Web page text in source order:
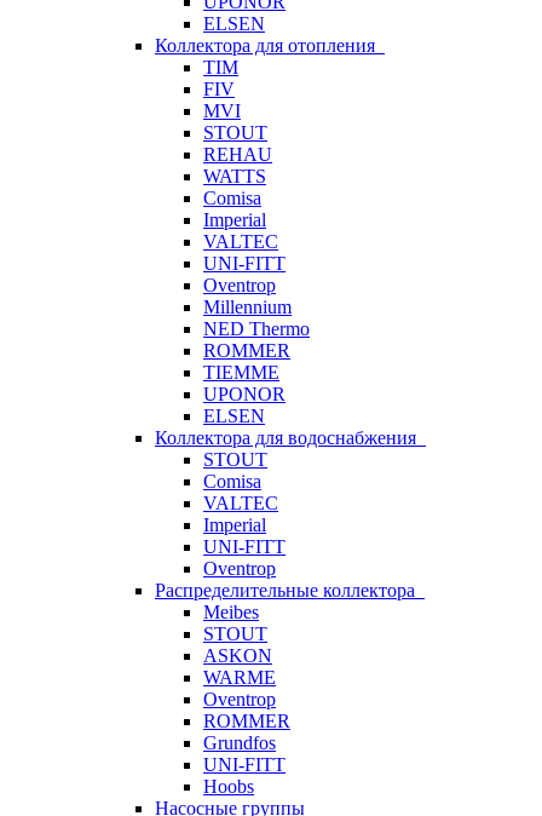
ELSEN
Коллектора для отопления
TIM
FIV
MVI
STOUT
REHAU
WATTS
Comisa
Imperial
VALTEC
UNI-FITT
Oventrop
Millennium
NED Thermo
ROMMER
TIEMME
UPONOR
ELSEN
Коллектора для водоснабжения
STOUT
Comisa
VALTEC
Imperial
UNI-FITT
Oventrop
Распределительные коллектора
Meibes
STOUT
ASKON
WARME
Oventrop
ROMMER
Grundfos
UNI-FITT
Hoobs
Насосные группы